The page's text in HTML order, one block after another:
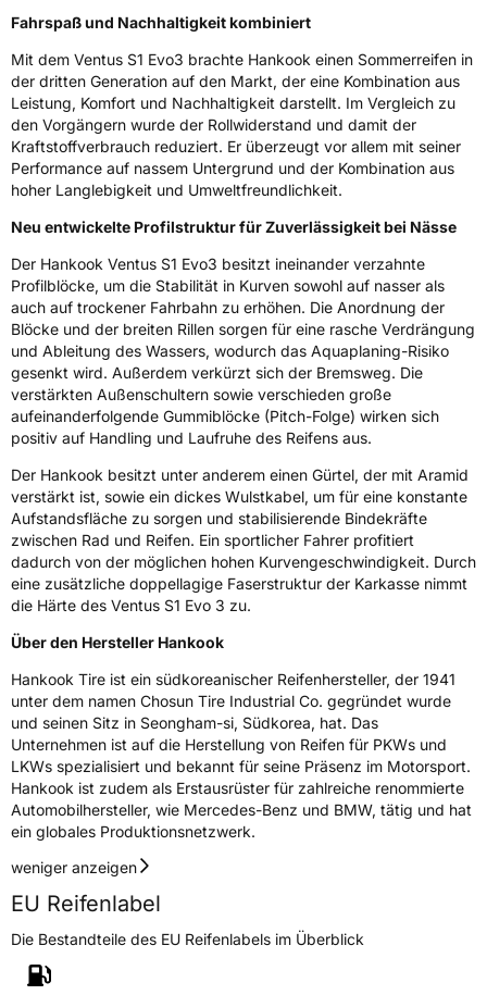
3PMSF / Schneeflockensymbol / Alpine-Symbol
EisgripNein
EPREL ID1028784
Allgemeine Produktsicherheit (GPSR)
D-63263 Neu-Isenburg Deutschland,
Fahrspaß und Nachhaltigkeit kombiniert
Mit dem Ventus S1 Evo3 brachte Hankook einen Sommerreifen in
der dritten Generation auf den Markt, der eine Kombination aus
Leistung, Komfort und Nachhaltigkeit darstellt. Im Vergleich zu
den Vorgängern wurde der Rollwiderstand und damit der
Kraftstoffverbrauch reduziert. Er überzeugt vor allem mit seiner
Performance auf nassem Untergrund und der Kombination aus
hoher Langlebigkeit und Umweltfreundlichkeit.
Neu entwickelte Profilstruktur für Zuverlässigkeit bei Nässe
Der Hankook Ventus S1 Evo3 besitzt ineinander verzahnte
Profilblöcke, um die Stabilität in Kurven sowohl auf nasser als
auch auf trockener Fahrbahn zu erhöhen. Die Anordnung der
Blöcke und der breiten Rillen sorgen für eine rasche Verdrängung
und Ableitung des Wassers, wodurch das Aquaplaning-Risiko
gesenkt wird. Außerdem verkürzt sich der Bremsweg. Die
verstärkten Außenschultern sowie verschieden große
aufeinanderfolgende Gummiblöcke (Pitch-Folge) wirken sich
positiv auf Handling und Laufruhe des Reifens aus.
Der Hankook besitzt unter anderem einen Gürtel, der mit Aramid
verstärkt ist, sowie ein dickes Wulstkabel, um für eine konstante
Aufstandsfläche zu sorgen und stabilisierende Bindekräfte
zwischen Rad und Reifen. Ein sportlicher Fahrer profitiert
dadurch von der möglichen hohen Kurvengeschwindigkeit. Durch
eine zusätzliche doppellagige Faserstruktur der Karkasse nimmt
die Härte des Ventus S1 Evo 3 zu.
Über den Hersteller Hankook
Hankook Tire ist ein südkoreanischer Reifenhersteller, der 1941
unter dem namen Chosun Tire Industrial Co. gegründet wurde
und seinen Sitz in Seongham-si, Südkorea, hat. Das
Unternehmen ist auf die Herstellung von Reifen für PKWs und
LKWs spezialisiert und bekannt für seine Präsenz im Motorsport.
Hankook ist zudem als Erstausrüster für zahlreiche renommierte
Automobilhersteller, wie Mercedes-Benz und BMW, tätig und hat
ein globales Produktionsnetzwerk.
weniger anzeigen
EU Reifenlabel
Die Bestandteile des EU Reifenlabels im Überblick